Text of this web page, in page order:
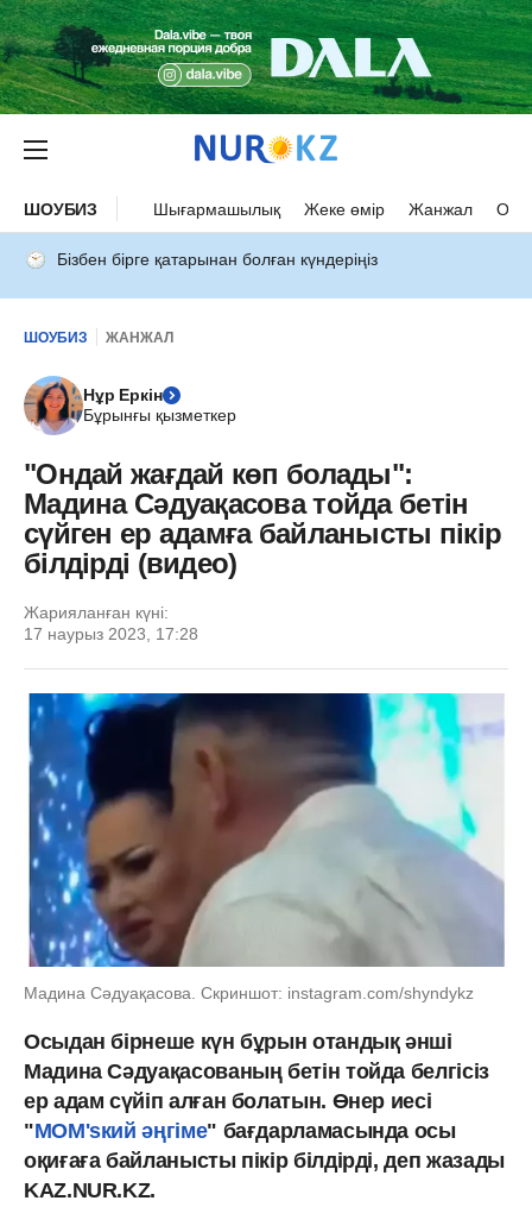
ШОУБИЗ Шығармашылық Жеке өмір Жанжал
Бізбен бірге қатарынан болған күндеріңіз
ШОУБИЗ ЖАНЖАЛ
Нұр Еркін
Бұрынғы қызметкер
"Ондай жағдай көп болады":
Мадина Сәдуақасова тойда бетін
сүйген ер адамға байланысты пікір
білдірді (видео)
Жарияланған күні:
17 наурыз 2023, 17:28
Мадина Сәдуақасова. Скриншот: instagram.com/shyndykz
Осыдан бірнеше күн бұрын отандық әнші
Мадина Сәдуақасованың бетін тойда белгісіз
ер адам сүйіп алған болатын. Өнер иесі
"MOM'sкий әңгіме" бағдарламасында осы
оқиғаға байланысты пікір білдірді, деп жазады
KAZ.NUR.KZ.